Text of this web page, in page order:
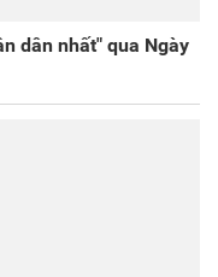
dân nhất" qua Ngày